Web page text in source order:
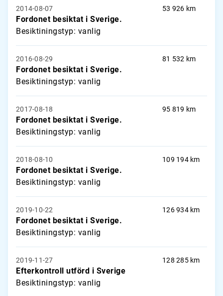
2014-08-07
Fordonet besiktat i Sverige.
Besiktiningstyp: vanlig
53 926 km
2016-08-29
Fordonet besiktat i Sverige.
Besiktiningstyp: vanlig
81 532 km
2017-08-18
Fordonet besiktat i Sverige.
Besiktiningstyp: vanlig
95 819 km
2018-08-10
Fordonet besiktat i Sverige.
Besiktiningstyp: vanlig
109 194 km
2019-10-22
Fordonet besiktat i Sverige.
Besiktiningstyp: vanlig
126 934 km
2019-11-27
Efterkontroll utförd i Sverige
Besiktiningstyp: vanlig
128 285 km